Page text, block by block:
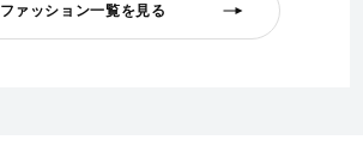
ファッション一覧を見る